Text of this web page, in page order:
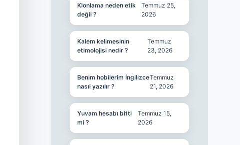
Klonlama neden etik
değil ?
Temmuz 25,
2026
Kalem kelimesinin
etimolojisi nedir ?
Temmuz
23, 2026
Benim hobilerim İngilizce
nasıl yazılır ?
Temmuz
21, 2026
Yuvam hesabı bitti
mi ?
Temmuz 15,
2026